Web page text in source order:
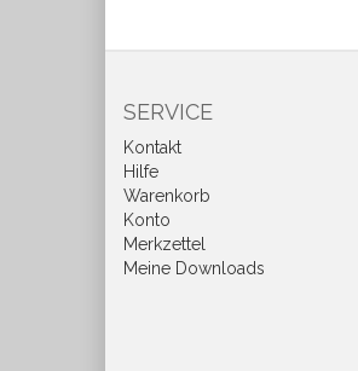
SERVICE
Kontakt
Hilfe
Warenkorb
Konto
Merkzettel
Meine Downloads